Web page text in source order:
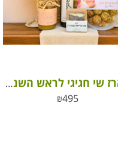
מארז שי חגיגי לראש השנה “חג של ריחות, טעמים ויוקרה ישראלית”
₪495